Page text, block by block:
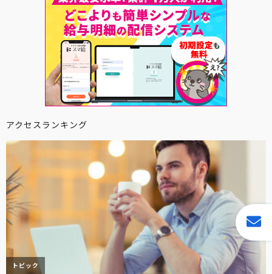
アクセスランキング